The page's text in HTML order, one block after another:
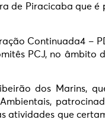
de Piracicaba que
Continuada4 –
PCJ, no âmbito
dos Marins,
que